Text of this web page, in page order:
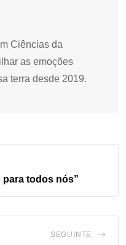
Ciências da
as emoções
terra desde 2019.
para todos nós”
SEGUINTE